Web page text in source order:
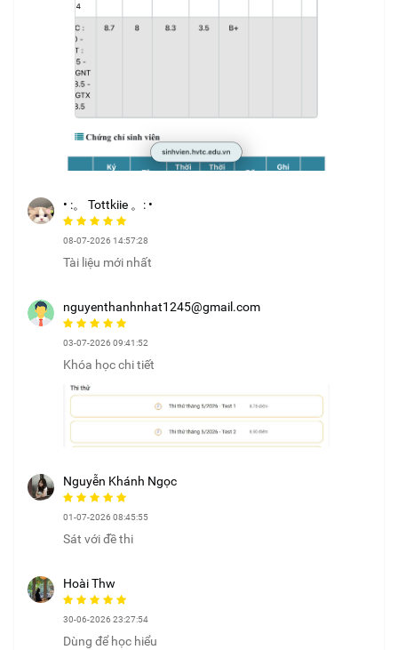
• :。 Tottkiie 。: •
08-07-2026 14:57:28
Tài liệu mới nhất
nguyenthanhnhat1245@gmail.com
03-07-2026 09:41:52
Khóa học chi tiết
Nguyễn Khánh Ngọc
01-07-2026 08:45:55
Sát với đề thi
Hoài Thw
30-06-2026 23:27:54
Dùng để học hiểu